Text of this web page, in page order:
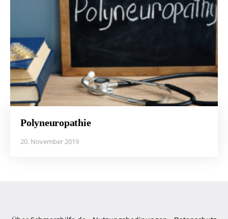
Polyneuropathie
20. November 2019